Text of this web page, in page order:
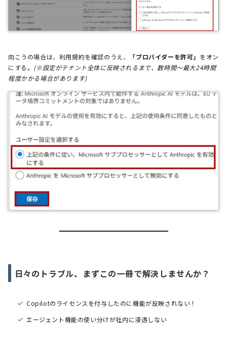
向こうの場合は、利用規約を確認のうえ、 「プロバイダーを許可」 をオン
にする。 (※設定がテナント全体に反映されるまで、数時間〜最大24時間
程度かかる場合があります)
日々のトラブル、まずこの一冊で解決しませんか？
Copilotのライセンスを付与したのに機能が反映されない！
エージェント機能の使い分けが社内に浸透しない